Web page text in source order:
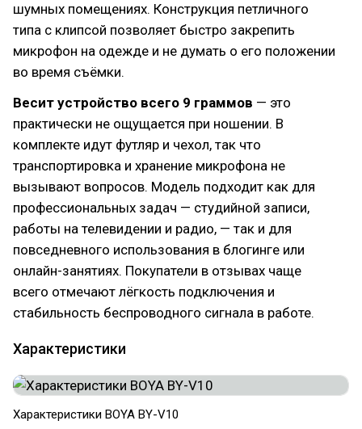
шумных помещениях. Конструкция петличного
типа с клипсой позволяет быстро закрепить
микрофон на одежде и не думать о его положении
во время съёмки.
Весит устройство всего 9 граммов — это
практически не ощущается при ношении. В
комплекте идут футляр и чехол, так что
транспортировка и хранение микрофона не
вызывают вопросов. Модель подходит как для
профессиональных задач — студийной записи,
работы на телевидении и радио, — так и для
повседневного использования в блогинге или
онлайн-занятиях. Покупатели в отзывах чаще
всего отмечают лёгкость подключения и
стабильность беспроводного сигнала в работе.
Характеристики
Характеристики BOYA BY-V10